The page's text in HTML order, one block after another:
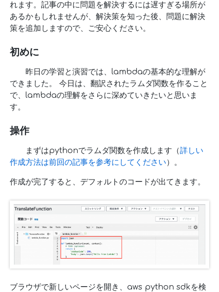
れます。記事の中に問題を解決するには遅すぎる場所が
あるかもしれませんが、解決策を知った後、問題に解決
策を追加しますので、ご安心ください。
初めに
昨日の学習と演習では、lambdaの基本的な理解が
できました。 今日は、翻訳されたラムダ関数を作ること
で、lambdaの理解をさらに深めていきたいと思いま
す。
操作
まずはpythonでラムダ関数を作成します（詳しい
作成方法は前回の記事を参考にしてください）。
作成が完了すると、デフォルトのコードが出てきます。
ブラウザで新しいページを開き、aws python sdkを検